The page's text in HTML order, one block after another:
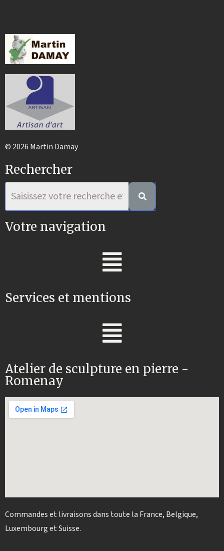
© 2026 Martin Damay
Rechercher
Votre navigation
Services et mentions
Atelier de sculpture en pierre -
Romenay
Commandes et livraisons dans toute la France, Belgique,
Luxembourg et Suisse.